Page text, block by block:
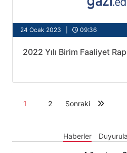
24 Ocak 2023 | 09:36
2022 Yılı Birim Faaliyet
1 2 Sonraki
Haberler